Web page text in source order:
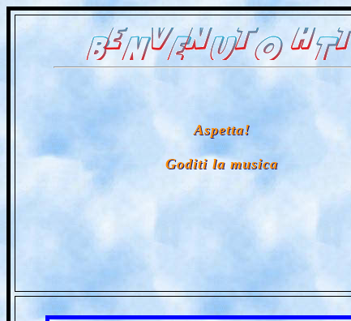
Aspetta!
Goditi la musica